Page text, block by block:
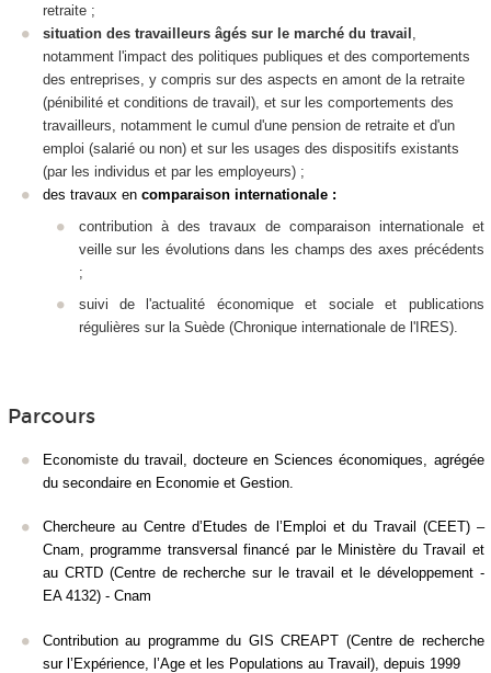
retraite ;
situation des travailleurs âgés sur le marché du travail
notamment l'impact des politiques publiques et des comportements
des entreprises, y compris sur des aspects en amont de la retraite
(pénibilité et conditions de travail), et sur les comportements des
travailleurs, notamment le cumul d'une pension de retraite et d'un
emploi (salarié ou non) et sur les usages des dispositifs existants
(par les individus et par les employeurs) ;
des travaux en comparaison internationale :
contribution à des travaux de comparaison internationale et
veille sur les évolutions dans les champs des axes précédents
;
suivi de l'actualité économique et sociale et publications
régulières sur la Suède (Chronique internationale de l'IRES).
Parcours
Economiste du travail, docteure en Sciences économiques, agrégée
du secondaire en Economie et Gestion.
Chercheure au Centre d’Etudes de l’Emploi et du Travail (CEET) –
Cnam,programme transversal financé par le Ministère du Travail et
au CRTD (Centre de recherche sur le travail et le développement -
EA 4132) - Cnam
Contribution au programme du GIS CREAPT (Centre de recherche
sur l’Expérience, l’Age et les Populations au Travail), depuis 1999